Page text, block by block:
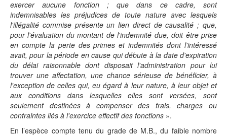
exercer aucune fonction ; que dans ce cadre, sont
indemnisables les préjudices de toute nature avec lesquels
l'illégalité commise présente un lien direct de causalité ; que,
pour l'évaluation du montant de l'indemnité due, doit être prise
en compte la perte des primes et indemnités dont l'intéressé
avait, pour la période en cause qui débute à la date d'expiration
du délai raisonnable dont disposait l'administration pour lui
trouver une affectation, une chance sérieuse de bénéficier, à
l'exception de celles qui, eu égard à leur nature, à leur objet et
aux conditions dans lesquelles elles sont versées, sont
seulement destinées à compenser des frais, charges ou
contraintes liés à l'exercice effectif des fonctions ».
En l’espèce compte tenu du grade de M.B., du faible nombre